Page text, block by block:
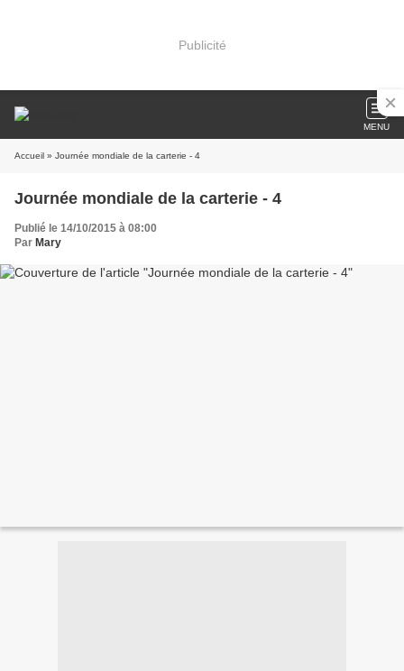
Publicité
MENU
Accueil » Journée mondiale de la carterie - 4
Journée mondiale de la carterie - 4
Publié le 14/10/2015 à 08:00
Par Mary